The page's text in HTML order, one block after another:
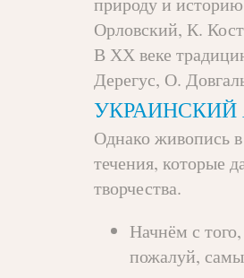
Орловский, К.
В ХХ веке
Дерегус, О.
УКРАИНСКИЙ
Однако живопись
течения, которые
творчества.
Начнём с
пожалуй,